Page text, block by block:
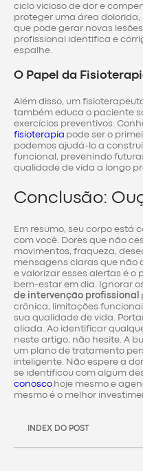
ciclo vicioso de dor e
proteger uma área
que pode gerar novas
profissional identifica e
espalhe.
O Papel da
Além disso, um
também educa o paciente
exercícios preventivos.
fisioterapia pode ser o
podemos ajudá-lo a
funcional, prevenindo
qualidade de vida a longo
Conclusão:
Em resumo, seu corpo está
com você. Dores que não
movimentos, fraqueza,
mensagens claras que não
e valorizar esses alertas é o
bem-estar em dia. Ignorar
de intervenção profissional
crônica, limitações
sua qualidade de vida.
aliada. Ao identificar
neste artigo, não hesite. A
um plano de tratamento
inteligente. Não espere a
se identificou com algum
conosco hoje mesmo e
mesmo é o melhor
INDEX DO POST